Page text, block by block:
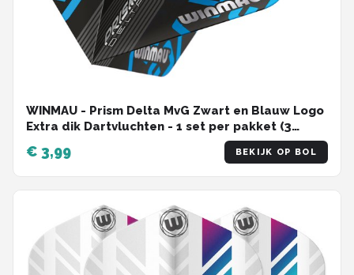
WINMAU - Prism Delta MvG Zwart en Blauw Logo
Extra dik Dartvluchten - 1 set per pakket (3
€ 3,99 BEKIJK OP BOL